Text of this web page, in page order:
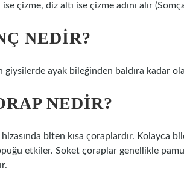
çizme, diz altı ise çizme adını alır
NEDIR?
ayak bileğinden baldıra kadar
NEDIR?
biten kısa çoraplardır. Kolayca
etkiler. Soket çoraplar genellikle